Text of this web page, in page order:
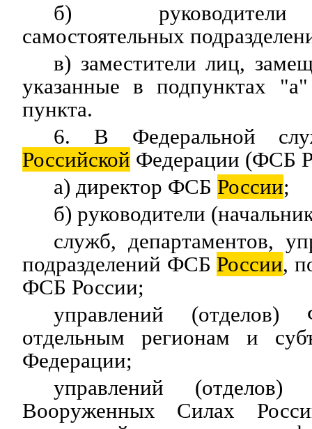
б) руководители
самостоятельных
в) заместители лиц,
указанные в подпунктах
пункта.
6. В Федеральной
Российской Федерации (ФСБ
а) директор ФСБ России;
б) руководители
служб, департаментов,
подразделений ФСБ России,
ФСБ России;
управлений
отдельным регионам и
Федерации;
управлений
Вооруженных Силах